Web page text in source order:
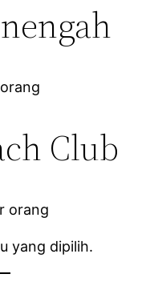
Club
orang
yang dipilih.